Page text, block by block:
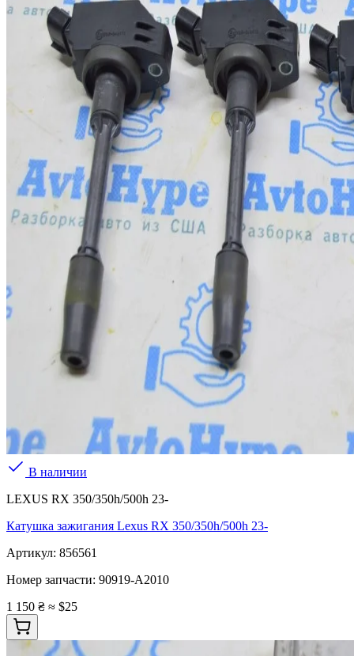
В наличии
LEXUS RX 350/350h/500h 23-
Катушка зажигания Lexus RX 350/350h/500h 23-
Артикул: 856561
Номер запчасти: 90919-A2010
1 150 ₴ ≈ $25